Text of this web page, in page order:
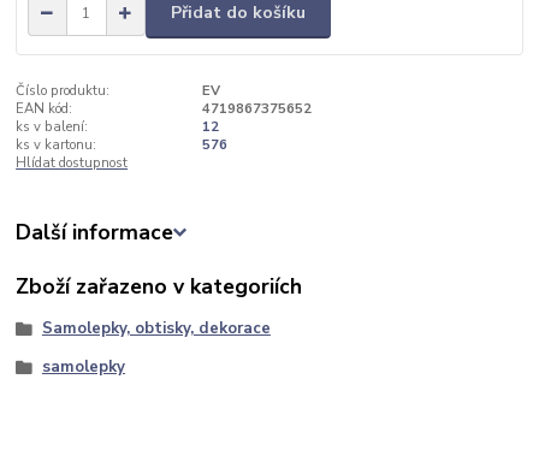
Přidat do košíku
Číslo produktu:
EV
EAN kód:
4719867375652
ks v balení:
12
ks v kartonu:
576
Hlídat dostupnost
Další informace
Zboží zařazeno v kategoriích
Samolepky, obtisky, dekorace
samolepky